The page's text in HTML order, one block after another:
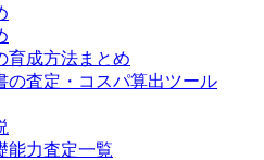
育成方法まとめ
の査定・コスパ算出ツール
能力査定一覧